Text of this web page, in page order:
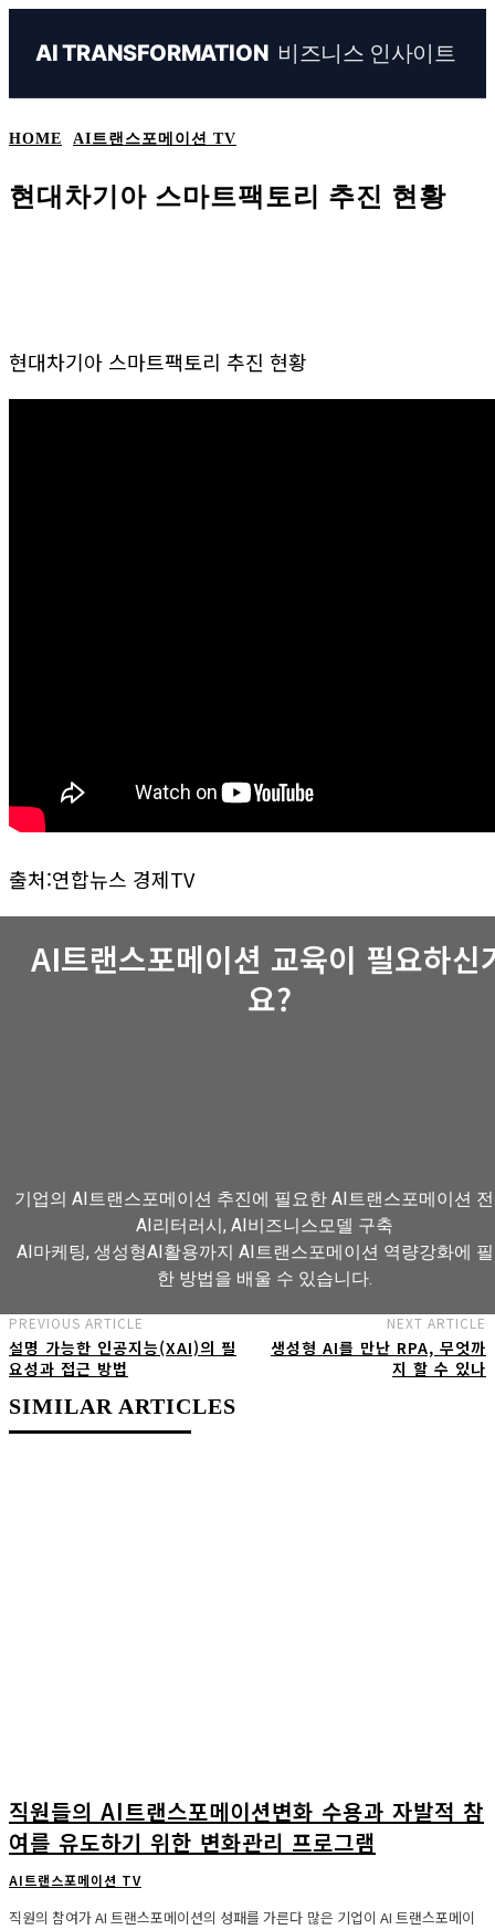
AI TRANSFORMATION 비즈니스 인사이트
HOME AI트랜스포메이션 TV
현대차기아 스마트팩토리 추진 현황
현대차기아 스마트팩토리 추진 현황
출처:연합뉴스 경제TV
AI트랜스포메이션 교육이 필요하신
요?
기업의 AI트랜스포메이션 추진에 필요한 AI트랜스포메이션
AI리터러시, AI비즈니스모델 구축
AI마케팅, 생성형AI활용까지 AI트랜스포메이션 역량강화에
한 방법을 배울 수 있습니다.
AI트랜스포메이션 아카데미 교육과정 보기
PREVIOUS ARTICLE
설명 가능한 인공지능(XAI)의 필
요성과 접근 방법
NEXT ARTICLE
생성형 AI를 만난 RPA, 무엇까
지 할 수 있나
SIMILAR ARTICLES
직원들의 AI트랜스포메이션변화 수용과 자발적 참
여를 유도하기 위한 변화관리 프로그램
AI트랜스포메이션 TV
직원의 참여가 AI 트랜스포메이션의 성패를 가른다 많은 기업이 AI 트랜스포메이